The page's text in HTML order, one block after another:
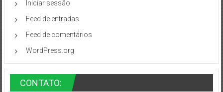
Iniciar sessão
Feed de entradas
Feed de comentários
WordPress.org
CONTATO: